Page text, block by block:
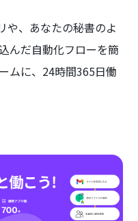
や、あなたの秘書のよ
んだ自動化フローを簡
ムに、24時間365日働